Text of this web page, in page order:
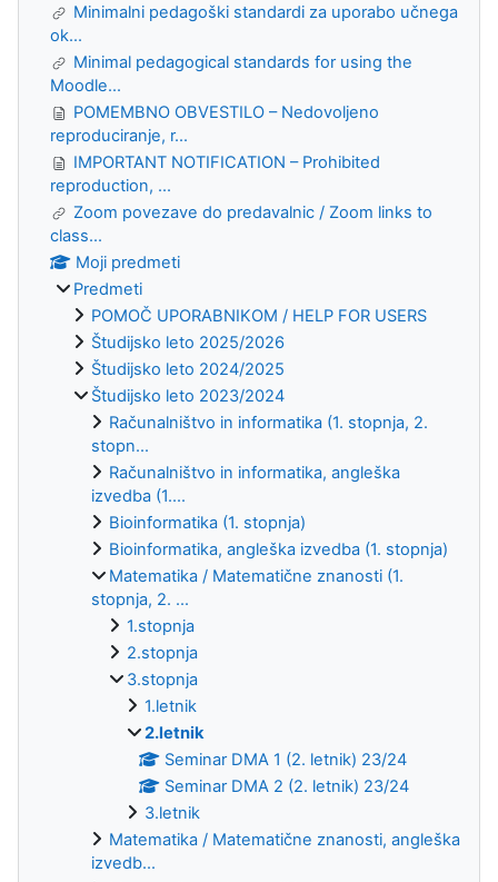
Minimalni pedagoški standardi za uporabo učnega
ok...
Minimal pedagogical standards for using the
Moodle...
POMEMBNO OBVESTILO – Nedovoljeno
reproduciranje, r...
IMPORTANT NOTIFICATION – Prohibited
reproduction, ...
Zoom povezave do predavalnic / Zoom links to
class...
Moji predmeti
Predmeti
POMOČ UPORABNIKOM / HELP FOR USERS
Študijsko leto 2025/2026
Študijsko leto 2024/2025
Študijsko leto 2023/2024
Računalništvo in informatika (1. stopnja, 2.
stopn...
Računalništvo in informatika, angleška
izvedba (1....
Bioinformatika (1. stopnja)
Bioinformatika, angleška izvedba (1. stopnja)
Matematika / Matematične znanosti (1.
stopnja, 2. ...
1.stopnja
2.stopnja
3.stopnja
1.letnik
2.letnik
Seminar DMA 1 (2. letnik) 23/24
Seminar DMA 2 (2. letnik) 23/24
3.letnik
Matematika / Matematične znanosti, angleška
izvedb...